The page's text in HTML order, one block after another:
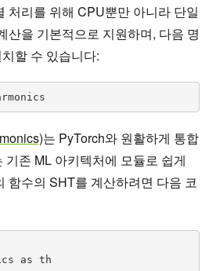
처리를 위해 CPU뿐만 아니라 단일
산을 기본적으로 지원하며, 다음 명
할 수 있습니다:
는 PyTorch와 원활하게 통합
존 ML 아키텍처에 모듈로 쉽게
함수의 SHT를 계산하려면 다음 코
as th